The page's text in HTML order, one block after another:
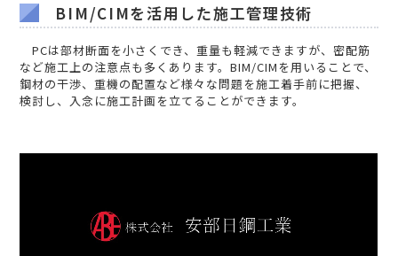
BIM/CIMを活用した施工管理技術
PCは部材断面を小さくでき、重量も軽減できますが、密配筋
など施工上の注意点も多くあります。BIM/CIMを用いることで、
鋼材の干渉、重機の配置など様々な問題を施工着手前に把握、
検討し、入念に施工計画を立てることができます。